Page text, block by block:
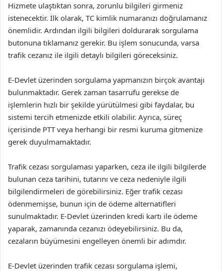
Hizmete ulaştıktan sonra, zorunlu bilgileri girmeniz
istenecektir. İlk olarak, TC kimlik numaranızı doğrulamanız
önemlidir. Ardından ilgili bilgileri doldurarak sorgulama
butonuna tıklamanız gerekir. Bu işlem sonucunda, varsa
trafik cezanız ile ilgili detaylı bilgileri göreceksiniz.
E-Devlet üzerinden sorgulama yapmanızın birçok avantajı
bulunmaktadır. Gerek zaman tasarrufu gerekse de
işlemlerin hızlı bir şekilde yürütülmesi gibi faydalar, bu
sistemi tercih etmenizde etkili olabilir. Ayrıca, süreç
içerisinde PTT veya herhangi bir resmi kuruma gitmenize
gerek duyulmamaktadır.
Trafik cezası sorgulaması yaparken, ceza ile ilgili bilgilerde
bulunan ceza tarihini, tutarını ve ceza nedeniyle ilgili
bilgilendirmeleri de görebilirsiniz. Eğer trafik cezası
ödenmemişse, bunun için de ödeme alternatifleri
sunulmaktadır. E-Devlet üzerinden kredi kartı ile ödeme
yaparak, zamanında cezanızı ödeyebilirsiniz. Bu da,
cezaların büyümesini engelleyen önemli bir adımdır.
E-Devlet üzerinden trafik cezası sorgulama işlemi,